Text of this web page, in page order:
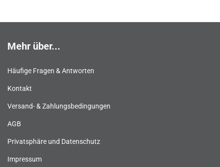
Mehr über...
Häufige Fragen & Antworten
Kontakt
Versand- & Zahlungsbedingungen
AGB
Privatsphäre und Datenschutz
Impressum